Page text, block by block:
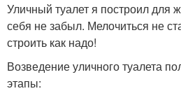
Уличный туалет я построил для
себя не забыл. Мелочиться не
строить как надо!
Возведение уличного туалета
этапы: